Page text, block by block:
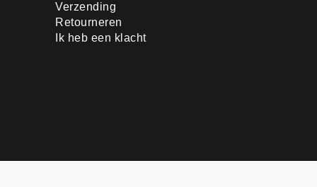
Verzending
Retourneren
Ik heb een klacht